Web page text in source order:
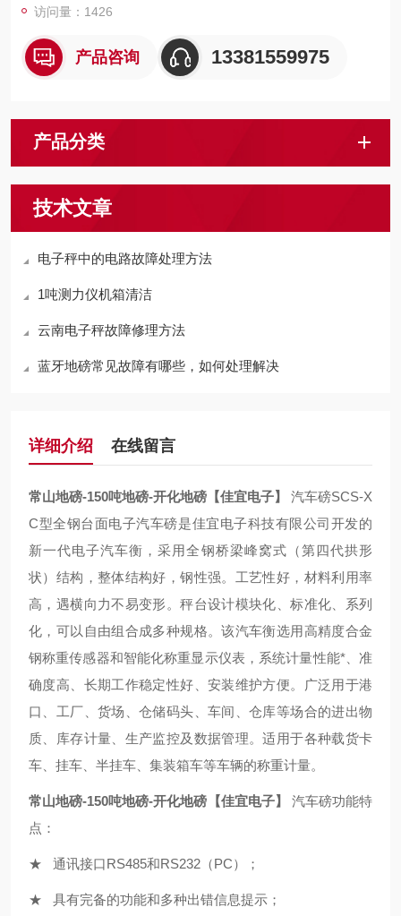
访问量：1426
产品咨询 13381559975
产品分类
技术文章
电子秤中的电路故障处理方法
1吨测力仪机箱清洁
云南电子秤故障修理方法
蓝牙地磅常见故障有哪些，如何处理解决
详细介绍 在线留言
常山地磅-150吨地磅-开化地磅【佳宜电子】 汽车磅SCS-X
C型全钢台面电子汽车磅是佳宜电子科技有限公司开发的
新一代电子汽车衡，采用全钢桥梁峰窝式（第四代拱形
状）结构，整体结构好，钢性强。工艺性好，材料利用率
高，遇横向力不易变形。秤台设计模块化、标准化、系列
化，可以自由组合成多种规格。该汽车衡选用高精度合金
钢称重传感器和智能化称重显示仪表，系统计量性能*、准
确度高、长期工作稳定性好、安装维护方便。广泛用于港
口、工厂、货场、仓储码头、车间、仓库等场合的进出物
质、库存计量、生产监控及数据管理。适用于各种载货卡
车、挂车、半挂车、集装箱车等车辆的称重计量。
常山地磅-150吨地磅-开化地磅【佳宜电子】 汽车磅功能特
点：
★ 通讯接口RS485和RS232（PC）；
★ 具有完备的功能和多种出错信息提示；